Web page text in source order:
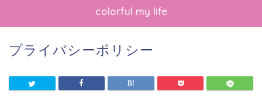
colorful my life
プライバシーポリシー